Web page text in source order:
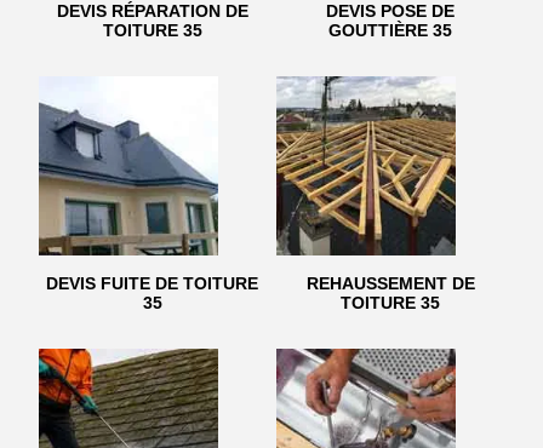
DEVIS RÉPARATION DE
TOITURE 35
DEVIS POSE DE
GOUTTIÈRE 35
DEVIS FUITE DE TOITURE
35
REHAUSSEMENT DE
TOITURE 35